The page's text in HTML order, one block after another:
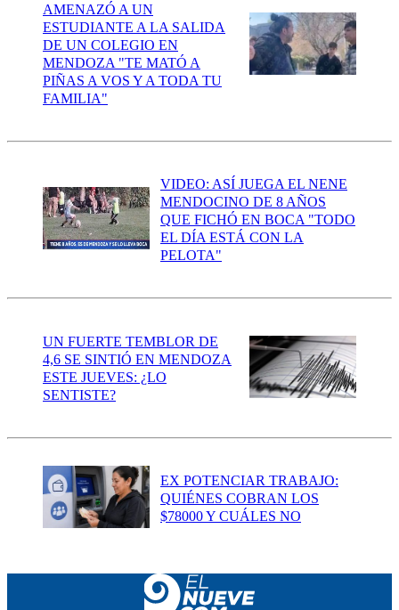
AMENAZÓ A UN
ESTUDIANTE A LA SALIDA
DE UN COLEGIO EN
MENDOZA "TE MATÓ A
PIÑAS A VOS Y A TODA TU
FAMILIA"
VIDEO: ASÍ JUEGA EL NENE
MENDOCINO DE 8 AÑOS
QUE FICHÓ EN BOCA "TODO
EL DÍA ESTÁ CON LA
PELOTA"
UN FUERTE TEMBLOR DE
4,6 SE SINTIÓ EN MENDOZA
ESTE JUEVES: ¿LO
SENTISTE?
EX POTENCIAR TRABAJO:
QUIÉNES COBRAN LOS
$78000 Y CUÁLES NO